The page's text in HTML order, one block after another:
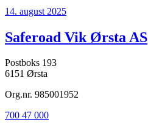
14. august 2025
Saferoad Vik Ørsta AS
Postboks 193
6151 Ørsta
Org.nr. 985001952
700 47 000